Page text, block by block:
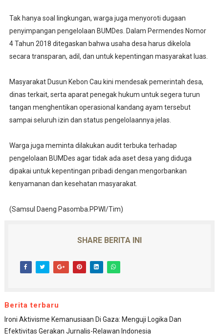
Tak hanya soal lingkungan, warga juga menyoroti dugaan
penyimpangan pengelolaan BUMDes. Dalam Permendes Nomor
4 Tahun 2018 ditegaskan bahwa usaha desa harus dikelola
secara transparan, adil, dan untuk kepentingan masyarakat luas.
Masyarakat Dusun Kebon Cau kini mendesak pemerintah desa,
dinas terkait, serta aparat penegak hukum untuk segera turun
tangan menghentikan operasional kandang ayam tersebut
sampai seluruh izin dan status pengelolaannya jelas.
Warga juga meminta dilakukan audit terbuka terhadap
pengelolaan BUMDes agar tidak ada aset desa yang diduga
dipakai untuk kepentingan pribadi dengan mengorbankan
kenyamanan dan kesehatan masyarakat.
(Samsul Daeng Pasomba.PPWI/Tim)
SHARE BERITA INI
Berita terbaru
Ironi Aktivisme Kemanusiaan Di Gaza: Menguji Logika Dan
Efektivitas Gerakan Jurnalis-Relawan Indonesia